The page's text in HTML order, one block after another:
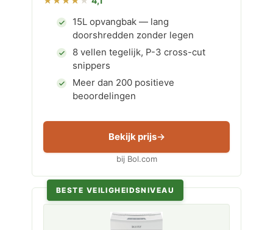
15L opvangbak — lang
doorshredden zonder legen
8 vellen tegelijk, P-3 cross-cut
snippers
Meer dan 200 positieve
beoordelingen
Bekijk prijs
bij Bol.com
BESTE VEILIGHEIDSNIVEAU